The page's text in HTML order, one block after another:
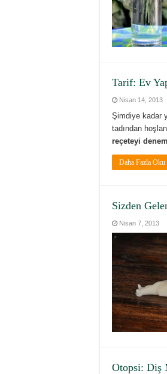
Tarif: Ev
Nisan 14, 2013
Şimdiye kadar
tadından
reçeteyi
Daha Fazla Oku
Sizden
Nisan 7, 2013
Otopsi: Diş